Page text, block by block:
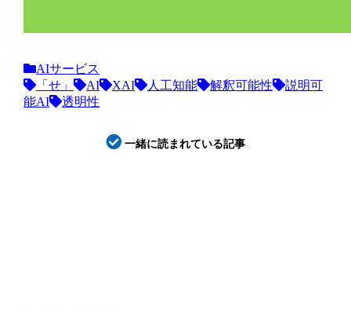
AIサービス
「せ」
AI XAI 人工知能 解釈可能性
説明可
能AI
透明性
一緒に読まれている記事